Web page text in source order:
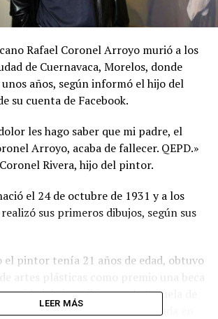
Rafael Coronel Arroyo murió a los
de Cuernavaca, Morelos, donde
unos años, según informó el hijo del
su cuenta de Facebook.
les hago saber que mi padre, el
Arroyo, acaba de fallecer. QEPD.»
Rivera, hijo del pintor.
el 24 de octubre de 1931 y a los
sus primeros dibujos, según sus
el pintor tenía 21 años de edad, obtuvo
artes plásticas como premio una beca
de inscribirse en la Escuela de
y Grabado La Esmeralda, ubicada en
LEER MÁS